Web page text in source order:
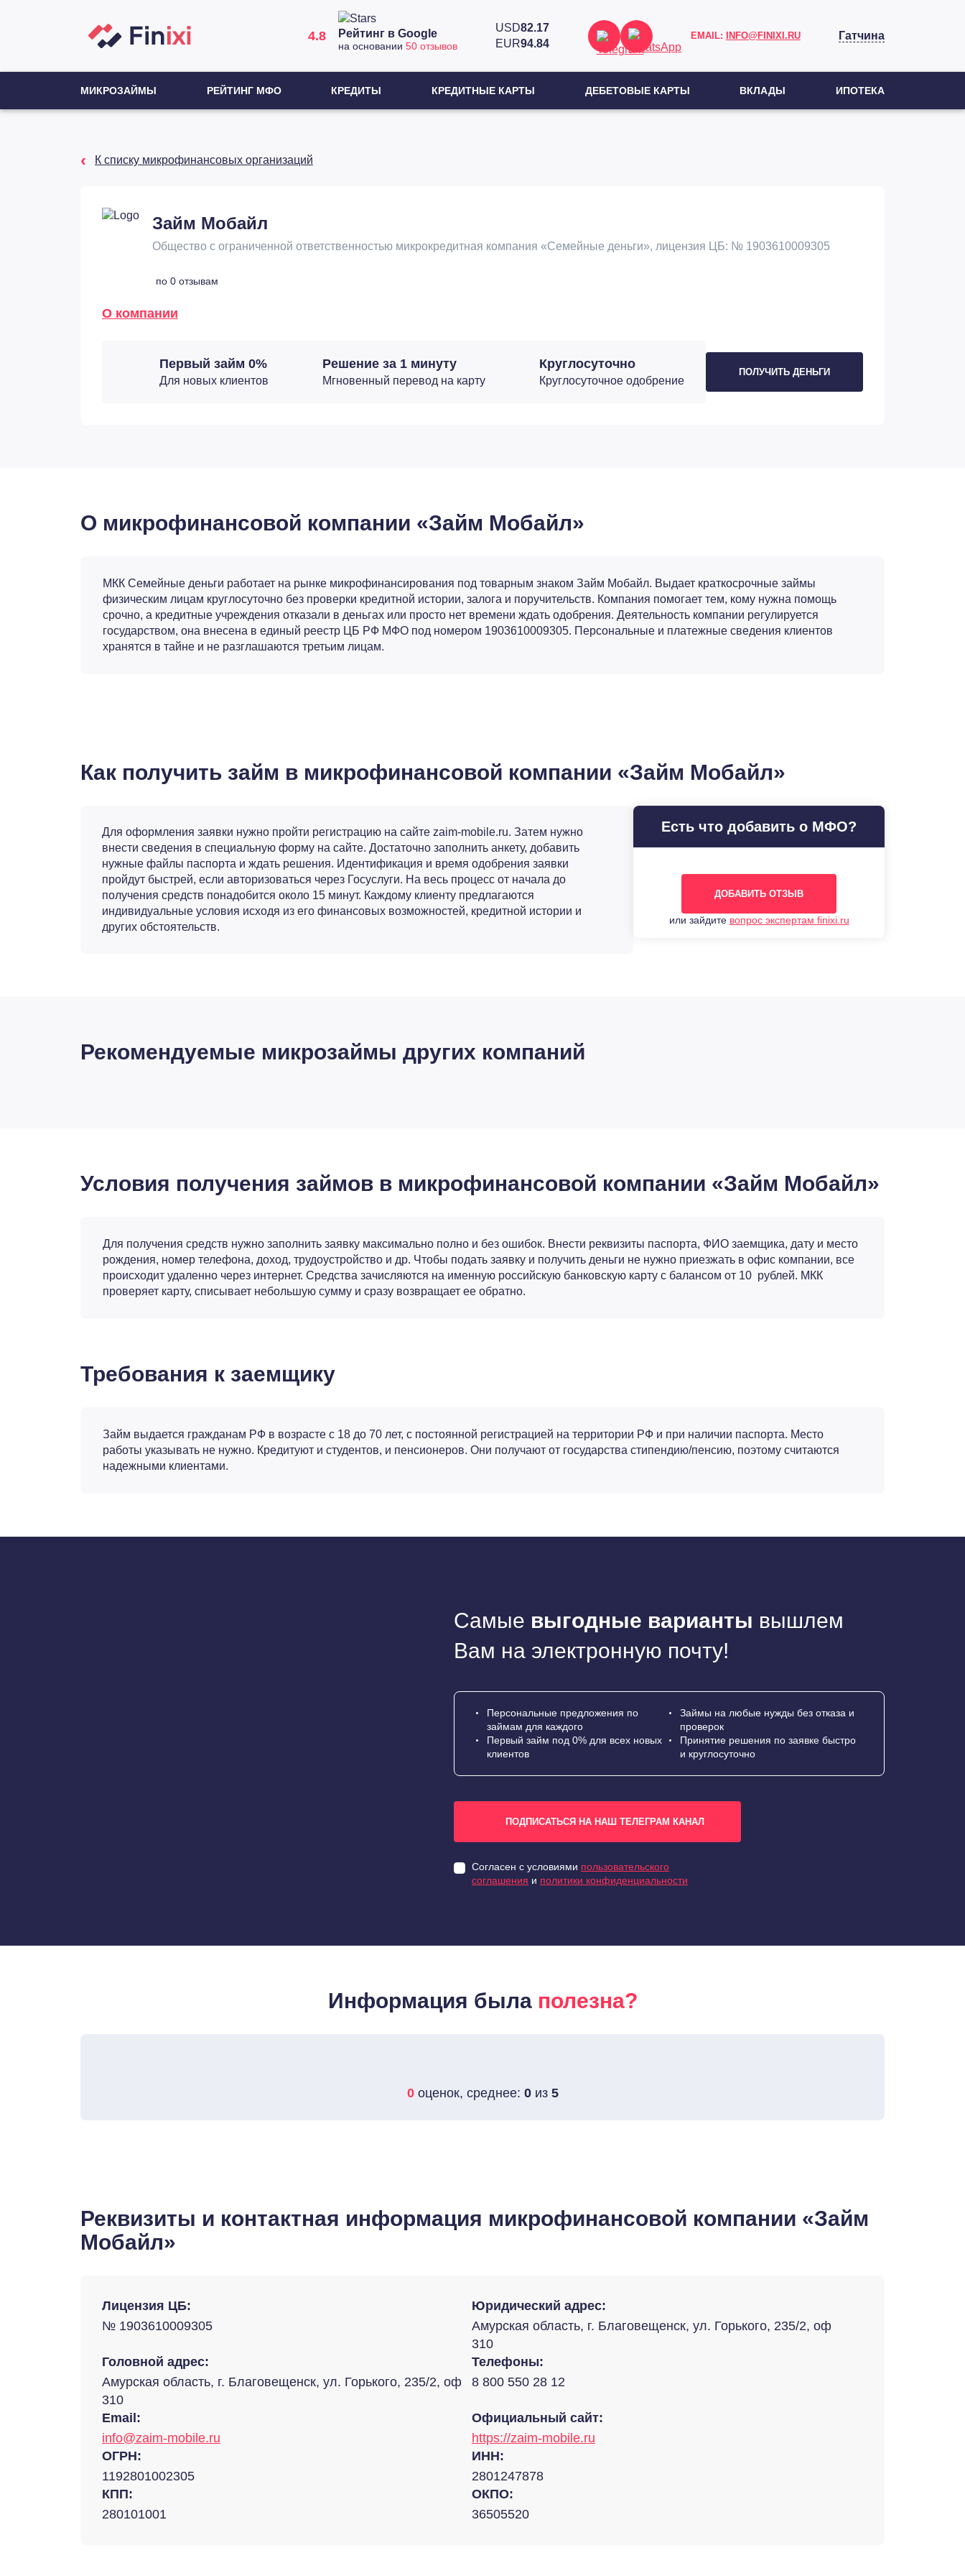
4.8 Рейтинг в Google
на основании50 отзывов
USD82.17
EUR94.84
EMAIL: INFO@FINIXI.RU Гатчина
МИКРОЗАЙМЫ РЕЙТИНГ МФО КРЕДИТЫ КРЕДИТНЫЕ КАРТЫ ДЕБЕТОВЫЕ КАРТЫ ВКЛАДЫ ИПОТЕКА
К списку микрофинансовых организаций
Займ Мобайл
Общество с ограниченной ответственностью микрокредитная компания «Семейные деньги», лицензия ЦБ: № 1903610009305
по 0 отзывам
О компании
Первый займ 0%
Для новых клиентов
Решение за 1 минуту
Мгновенный перевод на карту
Круглосуточно
Круглосуточное одобрение
ПОЛУЧИТЬ ДЕНЬГИ
О микрофинансовой компании «Займ Мобайл»
МКК Семейные деньги работает на рынке микрофинансирования под товарным знаком Займ Мобайл. Выдает краткосрочные займы
физическим лицам круглосуточно без проверки кредитной истории, залога и поручительств. Компания помогает тем, кому нужна помощь
срочно, а кредитные учреждения отказали в деньгах или просто нет времени ждать одобрения. Деятельность компании регулируется
государством, она внесена в единый реестр ЦБ РФ МФО под номером 1903610009305. Пepcoнaльные и платежные сведения клиентов
хранятся в тайне и не разглашаются третьим лицам.
Как получить займ в микрофинансовой компании «Займ Мобайл»
Для оформления заявки нужно пройти регистрацию на сайте zaim-mobile.ru. Затем нужно
внести сведения в специальную форму на сайте. Достаточно заполнить анкету, добавить
нужные файлы паспорта и ждать решения. Идентификация и время одобрения заявки
пройдут быстрей, если авторизоваться через Госуслуги. На весь процесс от начала до
получения средств понадобится около 15 минут. Каждому клиенту предлагаются
индивидуальные условия исходя из его финансовых возможностей, кредитной истории и
других обстоятельств.
Есть что добавить о МФО?
ДОБАВИТЬ ОТЗЫВ
или зайдите вопрос экспертам finixi.ru
Рекомендуемые микрозаймы других компаний
Условия получения займов в микрофинансовой компании «Займ Мобайл»
Для получения средств нужно заполнить заявку максимально полно и без ошибок. Внести реквизиты паспорта, ФИО заемщика, дату и место
рождения, номер телефона, доход, трудоустройство и др. Чтобы подать заявку и получить деньги не нужно приезжать в офис компании, все
происходит удаленно через интернет. Средства зачисляются на именную российскую банковскую карту с балансом от 10 рублей. МКК
проверяет карту, списывает небольшую сумму и сразу возвращает ее обратно.
Требования к заемщику
Займ выдается гражданам РФ в возрасте с 18 до 70 лет, с постоянной регистрацией на территории РФ и при наличии паспорта. Место
работы указывать не нужно. Кредитуют и студентов, и пенсионеров. Они получают от государства стипендию/пенсию, поэтому считаются
надежными клиентами.
Самые выгодные варианты вышлем
Вам на электронную почту!
Персональные предложения по
займам для каждого
Займы на любые нужды без отказа и
проверок
Первый займ под 0% для всех новых
клиентов
Принятие решения по заявке быстро
и круглосуточно
ПОДПИСАТЬСЯ НА НАШ ТЕЛЕГРАМ КАНАЛ
Согласен с условиями пользовательского
соглашения и политики конфиденциальности
Информация была полезна?
0оценок, среднее: 0из 5
Реквизиты и контактная информация микрофинансовой компании «Займ
Мобайл»
Лицензия ЦБ:
№ 1903610009305
Юридический адрес:
Амурская область, г. Благовещенск, ул. Горького, 235/2, оф
310
Головной адрес:
Амурская область, г. Благовещенск, ул. Горького, 235/2, оф
310
Телефоны:
8 800 550 28 12
Email:
info@zaim-mobile.ru
Официальный сайт:
https://zaim-mobile.ru
ОГРН:
1192801002305
ИНН:
2801247878
КПП:
280101001
ОКПО:
36505520